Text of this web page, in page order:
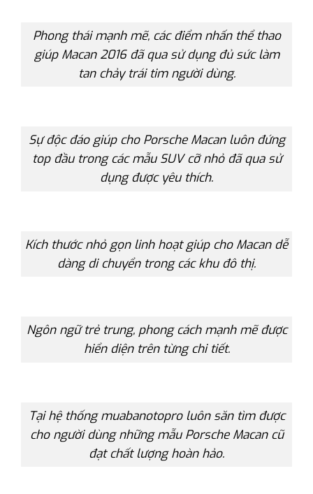
Phong thái mạnh mẽ, các điểm nhấn thể thao
giúp Macan 2016 đã qua sử dụng đủ sức làm
tan chảy trái tim người dùng.
Sự độc đáo giúp cho Porsche Macan luôn đứng
top đầu trong các mẫu SUV cỡ nhỏ đã qua sử
dụng được yêu thích.
Kích thước nhỏ gọn linh hoạt giúp cho Macan dễ
dàng di chuyển trong các khu đô thị.
Ngôn ngữ trẻ trung, phong cách mạnh mẽ được
hiển diện trên từng chi tiết.
Tại hệ thống muabanotopro luôn săn tìm được
cho người dùng những mẫu Porsche Macan cũ
đạt chất lượng hoàn hảo.